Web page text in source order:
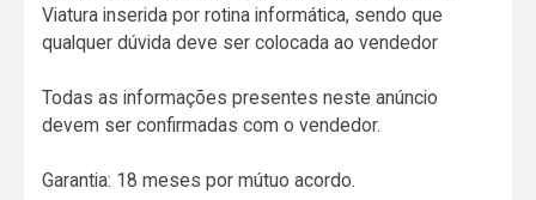
Viatura inserida por rotina informática, sendo que
qualquer dúvida deve ser colocada ao vendedor
Todas as informações presentes neste anúncio
devem ser confirmadas com o vendedor.
Garantia: 18 meses por mútuo acordo.